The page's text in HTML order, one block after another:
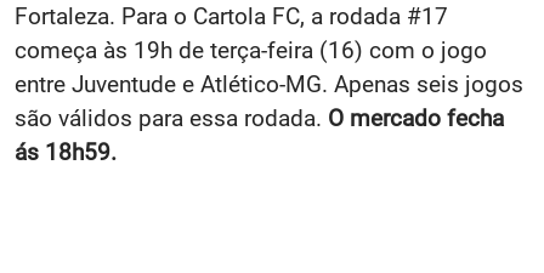
Fortaleza. Para o Cartola FC, a rodada #17
começa às 19h de terça-feira (16) com o jogo
entre Juventude e Atlético-MG. Apenas seis jogos
são válidos para essa rodada. O mercado fecha
ás 18h59.